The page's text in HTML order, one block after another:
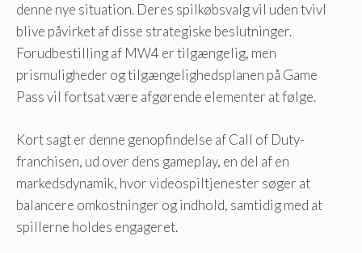
denne nye situation. Deres spilkøbsvalg vil uden tvivl
blive påvirket af disse strategiske beslutninger.
Forudbestilling af MW4 er tilgængelig, men
prismuligheder og tilgængelighedsplanen på Game
Pass vil fortsat være afgørende elementer at følge.
Kort sagt er denne genopfindelse af Call of Duty-
franchisen, ud over dens gameplay, en del af en
markedsdynamik, hvor videospiltjenester søger at
balancere omkostninger og indhold, samtidig med at
spillerne holdes engageret.